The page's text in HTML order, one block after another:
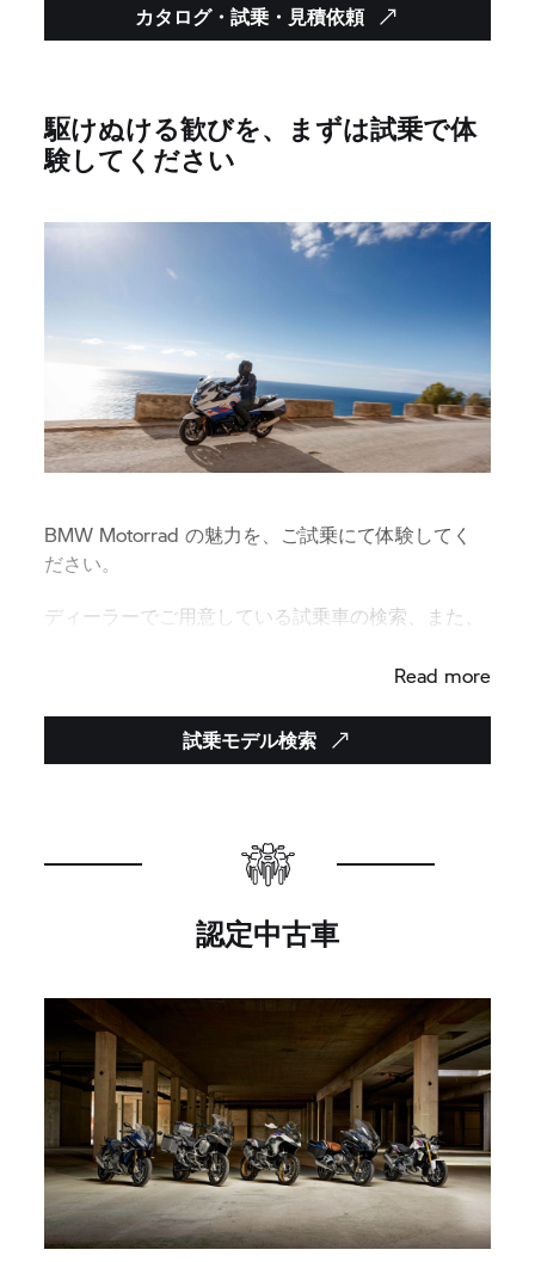
カタログ・試乗・見積依頼
駆けぬける歓びを、まずは試乗で体
験してください
BMW Motorrad の魅力を、ご試乗にて体験してく
ださい。
ディーラーでご用意している試乗車の検索、また、
Read more
試乗モデル検索
認定中古車